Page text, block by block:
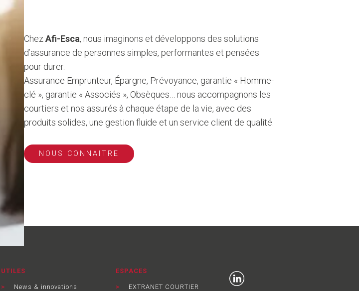
Chez Afi-Esca, nous imaginons et développons des solutions
d’assurance de personnes simples, performantes et pensées
pour durer.
Assurance Emprunteur, Épargne, Prévoyance, garantie « Homme-
clé », garantie « Associés », Obsèques… nous accompagnons les
courtiers et nos assurés à chaque étape de la vie, avec des
produits solides, une gestion fluide et un service client de qualité.
NOUS CONNAITRE
UTILES
News & innovations
ESPACES
EXTRANET COURTIER